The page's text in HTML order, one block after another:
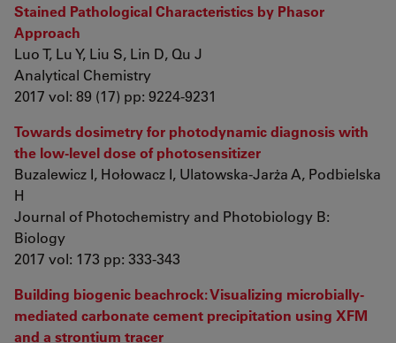
Stained Pathological Characteristics by Phasor
Approach
Luo T, Lu Y, Liu S, Lin D, Qu J
Analytical Chemistry
2017 vol: 89 (17) pp: 9224-9231
Towards dosimetry for photodynamic diagnosis with
the low-level dose of photosensitizer
Buzalewicz I, Hołowacz I, Ulatowska-Jarża A, Podbielska
H
Journal of Photochemistry and Photobiology B:
Biology
2017 vol: 173 pp: 333-343
Building biogenic beachrock: Visualizing microbially-
mediated carbonate cement precipitation using XFM
and a strontium tracer